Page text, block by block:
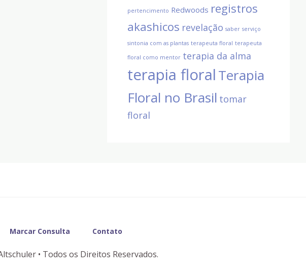
pertencimento Redwoods registros
akashicos revelação saber serviço
sintonia com as plantas terapeuta floral terapeuta
floral como mentor terapia da alma
terapia floralTerapia
Floral no Brasil tomar
floral
Marcar Consulta Contato
• Todos os Direitos Reservados.